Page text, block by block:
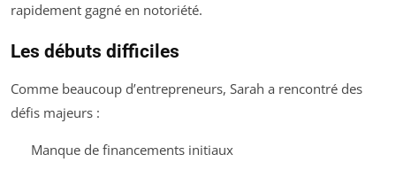
rapidement gagné en notoriété.
Les débuts difficiles
Comme beaucoup d’entrepreneurs, Sarah a rencontré des
défis majeurs :
Manque de financements initiaux